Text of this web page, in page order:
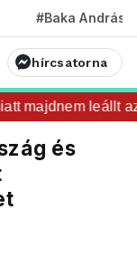
#Baka András
hírcsatorna
leállt az
és